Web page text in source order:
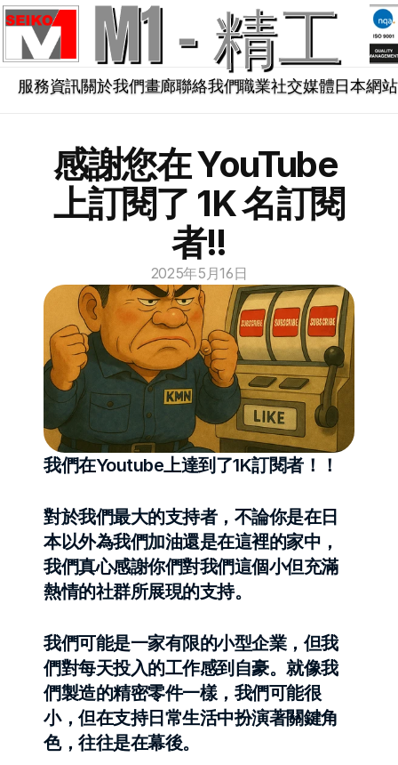
M1 - 精工
服務資訊關於我們畫廊聯絡我們職業社交媒體日本網站
感謝您在 YouTube
上訂閱了 1K 名訂閱
者!!
2025年5月16日
我們在Youtube上達到了1K訂閱者！！
對於我們最大的支持者，不論你是在日
本以外為我們加油還是在這裡的家中，
我們真心感謝你們對我們這個小但充滿
熱情的社群所展現的支持。
我們可能是一家有限的小型企業，但我
們對每天投入的工作感到自豪。就像我
們製造的精密零件一樣，我們可能很
小，但在支持日常生活中扮演著關鍵角
色，往往是在幕後。